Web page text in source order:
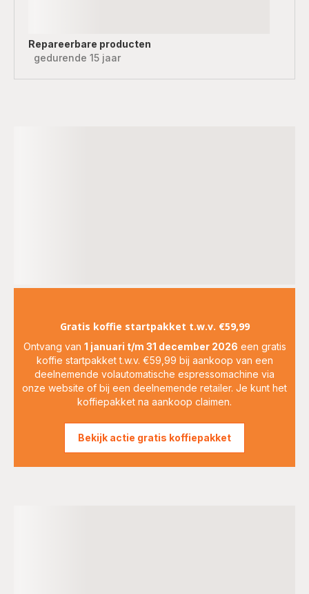
Repareerbare producten
gedurende 15 jaar
Gratis koffie startpakket t.w.v. €59,99
Ontvang van 1 januari t/m 31 december 2026 een gratis
koffie startpakket t.w.v. €59,99 bij aankoop van een
deelnemende volautomatische espressomachine via
onze website of bij een deelnemende retailer. Je kunt het
koffiepakket na aankoop claimen.
Bekijk actie gratis koffiepakket